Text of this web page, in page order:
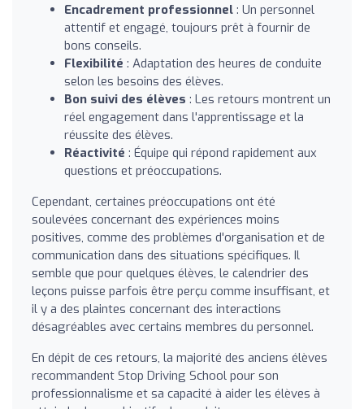
Encadrement professionnel : Un personnel
attentif et engagé, toujours prêt à fournir de
bons conseils.
Flexibilité : Adaptation des heures de conduite
selon les besoins des élèves.
Bon suivi des élèves : Les retours montrent un
réel engagement dans l'apprentissage et la
réussite des élèves.
Réactivité : Équipe qui répond rapidement aux
questions et préoccupations.
Cependant, certaines préoccupations ont été
soulevées concernant des expériences moins
positives, comme des problèmes d'organisation et de
communication dans des situations spécifiques. Il
semble que pour quelques élèves, le calendrier des
leçons puisse parfois être perçu comme insuffisant, et
il y a des plaintes concernant des interactions
désagréables avec certains membres du personnel.
En dépit de ces retours, la majorité des anciens élèves
recommandent Stop Driving School pour son
professionnalisme et sa capacité à aider les élèves à